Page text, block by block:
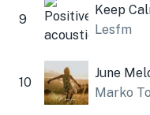
9
Keep
Lesfm
10
June
Marko